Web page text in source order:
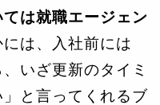
は就職エージェン
は、入社前には
いざ更新のタイミ
と言ってくれるブ